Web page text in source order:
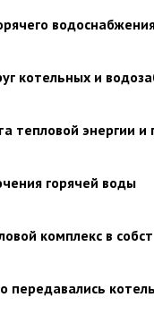
котельных и
тепловой энергии и
горячей воды
комплекс в
передавались